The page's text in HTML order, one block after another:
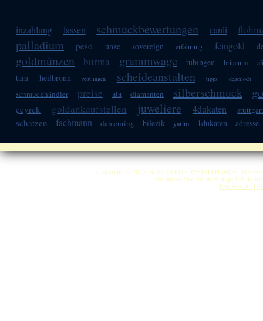
inzahlung lassen schmuckbewertungen canli
palladium peso unze sovereign erfahrung feingold
goldmünzen burma grammwage tübingen britannia
tam heilbronn reutlingen scheideanstalten tipps degerloch
schmuckhändler preise ata diamanten silberschmuck
çeyrek goldankaufstellen juweliere 4dukaten
schätzen fachmann damenring bilezik yarim 1dukaten adresse
Copyright © 2012 by ANKA
So finden Sie uns in Stuttgart:
Impressum|